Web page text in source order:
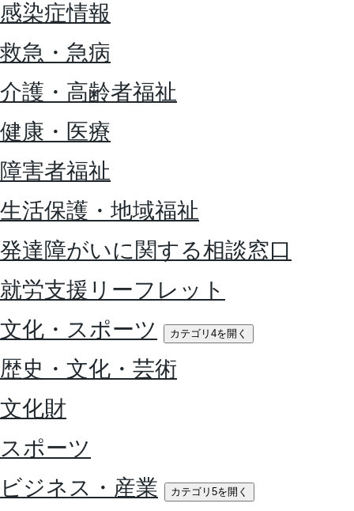
感染症情報
救急・急病
介護・高齢者福祉
健康・医療
障害者福祉
生活保護・地域福祉
発達障がいに関する相談窓口
就労支援リーフレット
文化・スポーツ
カテゴリ4を開く
歴史・文化・芸術
文化財
スポーツ
ビジネス・産業
カテゴリ5を開く